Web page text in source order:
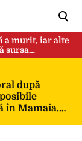
a murit, iar alte
sursa
după
în Mamaia.